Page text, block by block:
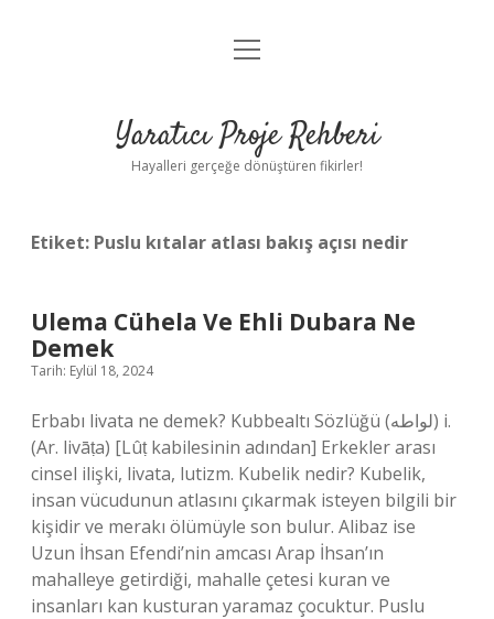
Anasayfa
Yasal Uyarı
menüyü
Yaratıcı Proje Rehberi
Hayalleri gerçeğe dönüştüren fikirler!
Etiket: Puslu kıtalar atlası bakış açısı nedir
Ulema Cühela Ve Ehli Dubara Ne
Demek
Tarih: Eylül 18, 2024
Erbabı livata ne demek? Kubbealtı Sözlüğü (ﻟﻮﺍﻃﻪ) i.
(Ar. livāṭa) [Lûṭ kabilesinin adından] Erkekler arası
cinsel ilişki, livata, lutizm. Kubelik nedir? Kubelik,
insan vücudunun atlasını çıkarmak isteyen bilgili bir
kişidir ve merakı ölümüyle son bulur. Alibaz ise
Uzun İhsan Efendi’nin amcası Arap İhsan’ın
mahalleye getirdiği, mahalle çetesi kuran ve
insanları kan kusturan yaramaz çocuktur. Puslu